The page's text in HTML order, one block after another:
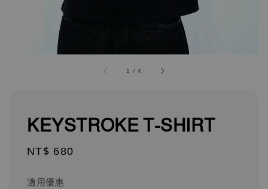
1 /4
KEYSTROKE T-SHIRT
Regular
NT$ 680
適用優惠